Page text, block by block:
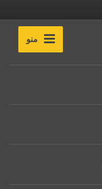
منو